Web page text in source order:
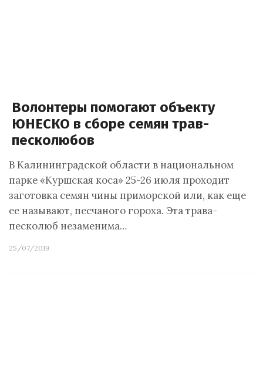
Волонтеры помогают объекту
ЮНЕСКО в сборе семян трав-
песколюбов
В Калининградской области в национальном
парке «Куршская коса» 25-26 июля проходит
заготовка семян чины приморской или, как еще
ее называют, песчаного гороха. Эта трава-
песколюб незаменима…
25/07/2019